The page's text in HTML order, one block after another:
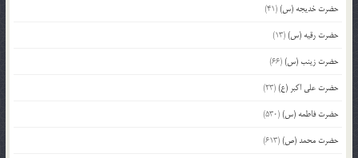
حضرت خدیجه (س)(41)
حضرت رقیه (س)(13)
حضرت زینب (س)(66)
حضرت علی اکبر (ع)(23)
حضرت فاطمه (س)(530)
حضرت محمد (ص)(613)